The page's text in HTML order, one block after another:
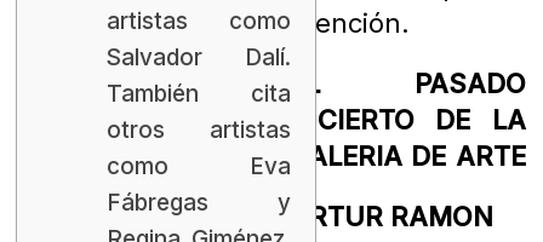
artistas como
Salvador Dalí.
También cita
otros artistas
como Eva
Fábregas y
atención.
EL PASADO
INCIERTO DE LA
GALERIA DE ARTE
ARTUR RAMON